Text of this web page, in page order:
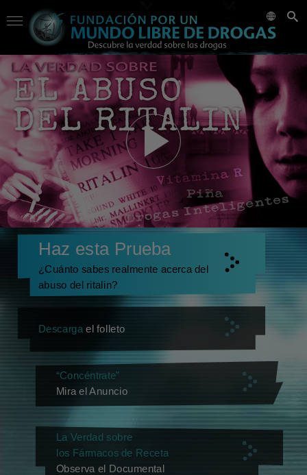
Haz esta Prueba
¿Cuánto sabes realmente acerca del
abuso del ritalin?
Descarga el folleto
“Concéntrate”
Mira el Anuncio
La Verdad sobre
los Fármacos de Receta
Observa el Documental